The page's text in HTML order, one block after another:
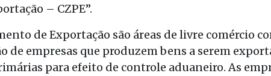
– CZPE”.
de Exportação são áreas de livre comércio
de empresas que produzem bens a serem
para efeito de controle aduaneiro. As